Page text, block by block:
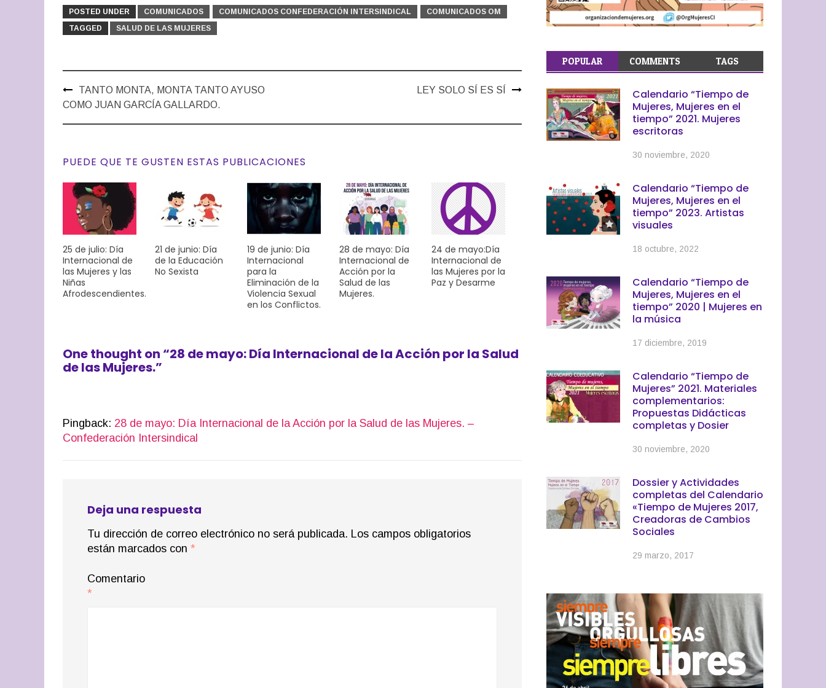
POSTED UNDER COMUNICADOS COMUNICADOS CONFEDERACIÓN INTERSINDICAL
COMUNICADOS OM
TAGGED
SALUD DE LAS MUJERES
Post
navigation
TANTO MONTA, MONTA TANTO AYUSO
COMO JUAN GARCÍA GALLARDO.
LEY SOLO SÍ ES SÍ
PUEDE QUE TE GUSTEN ESTAS PUBLICACIONES
25 de julio: Día
Internacional de
las Mujeres y las
Niñas
Afrodescendientes.
21 de junio: Día
de la Educación
No Sexista
19 de junio: Día
Internacional
para la
Eliminación de la
Violencia Sexual
en los Conflictos.
28 de mayo: Día
Internacional de
Acción por la
Salud de las
Mujeres.
24 de mayo:Día
Internacional de
las Mujeres por la
Paz y Desarme
One thought on “28 de mayo: Día Internacional de la Acción por la Salud
de las Mujeres.”
Pingback: 28 de mayo: Día Internacional de la Acción por la Salud de las Mujeres. –
Confederación Intersindical
Deja una respuesta
Tu dirección de correo electrónico no será publicada. Los campos obligatorios
están marcados con *
Comentario
*
POPULAR COMMENTS TAGS
Calendario “Tiempo de
Mujeres, Mujeres en el
tiempo” 2021. Mujeres
escritoras
30 noviembre, 2020
Calendario “Tiempo de
Mujeres, Mujeres en el
tiempo” 2023. Artistas
visuales
18 octubre, 2022
Calendario “Tiempo de
Mujeres, Mujeres en el
tiempo” 2020 | Mujeres en
la música
17 diciembre, 2019
Calendario “Tiempo de
Mujeres” 2021. Materiales
complementarios:
Propuestas Didácticas
completas y Dosier
30 noviembre, 2020
Dossier y Actividades
completas del Calendario
«Tiempo de Mujeres 2017,
Creadoras de Cambios
Sociales
29 marzo, 2017